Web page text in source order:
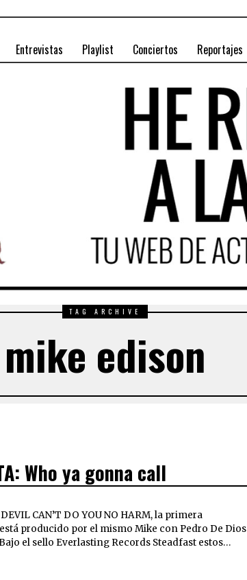
Entrevistas Playlist Conciertos Reportajes
TAG ARCHIVE
mike edison
Who ya gonna call
CAN’T DO YOU NO HARM, la primera
producido por el mismo Mike con Pedro De Dios
el sello Everlasting Records Steadfast estos…